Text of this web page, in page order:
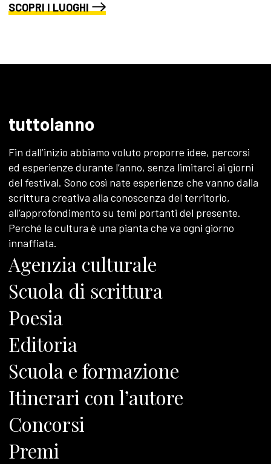
SCOPRI I LUOGHI
tuttolanno
Fin dall’inizio abbiamo voluto proporre idee, percorsi
ed esperienze durante l’anno, senza limitarci ai giorni
del festival. Sono così nate esperienze che vanno dalla
scrittura creativa alla conoscenza del territorio,
all’approfondimento su temi portanti del presente.
Perché la cultura è una pianta che va ogni giorno
innaffiata.
Agenzia culturale
Scuola di scrittura
Poesia
Editoria
Scuola e formazione
Itinerari con l’autore
Concorsi
Premi